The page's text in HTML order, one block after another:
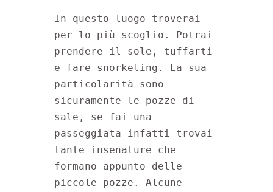
In questo luogo troverai
per lo più scoglio. Potrai
prendere il sole, tuffarti
e fare snorkeling. La sua
particolarità sono
sicuramente le pozze di
sale, se fai una
passeggiata infatti trovai
tante insenature che
formano appunto delle
piccole pozze. Alcune